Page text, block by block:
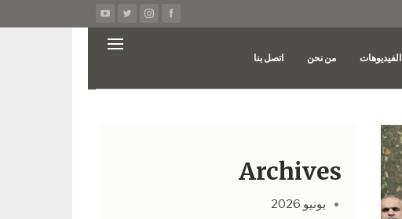
الفيديوهات من نحن اتصل بنا
Archives
يونيو 2026